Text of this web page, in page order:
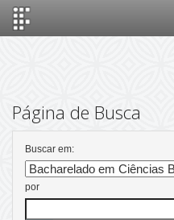
Página de Busca
Buscar em:
por